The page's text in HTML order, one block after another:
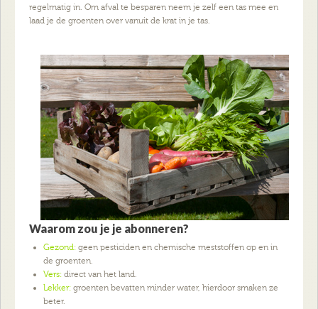
regelmatig in. Om afval te besparen neem je zelf een tas mee en
laad je de groenten over vanuit de krat in je tas.
Waarom zou je je abonneren?
Gezond: geen pesticiden en chemische meststoffen op en in
de groenten.
Vers: direct van het land.
Lekker: groenten bevatten minder water, hierdoor smaken ze
beter.